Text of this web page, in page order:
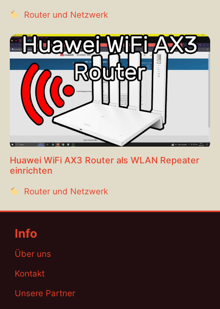
Router und Netzwerk
Huawei WiFi AX3 Router als WLAN Repeater
einrichten
Router und Netzwerk
Info
Über uns
Kontakt
Unsere Partner